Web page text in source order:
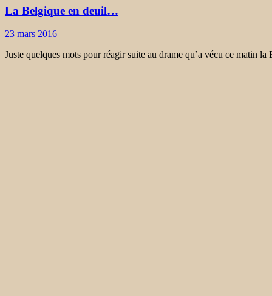
La Belgique en deuil…
23 mars 2016
Juste quelques mots pour réagir suite au drame qu’a vécu ce matin